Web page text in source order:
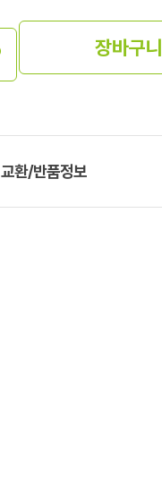
장바구니
교환/반품정보